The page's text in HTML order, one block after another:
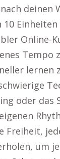
deinen
Einheiten
Online-
Tempo
lernen
oder das
Freiheit,
um